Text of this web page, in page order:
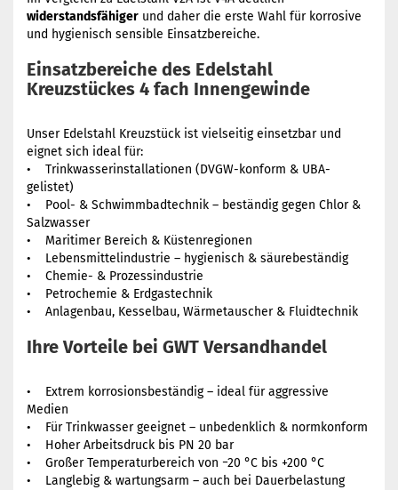
widerstandsfähiger und daher die erste Wahl für korrosive
und hygienisch sensible Einsatzbereiche.
Einsatzbereiche des Edelstahl
Kreuzstückes 4 fach Innengewinde
Unser Edelstahl Kreuzstück ist vielseitig einsetzbar und
eignet sich ideal für:
• Trinkwasserinstallationen (DVGW-konform & UBA-
gelistet)
• Pool- & Schwimmbadtechnik – beständig gegen Chlor &
Salzwasser
• Maritimer Bereich & Küstenregionen
• Lebensmittelindustrie – hygienisch & säurebeständig
• Chemie- & Prozessindustrie
• Petrochemie & Erdgastechnik
• Anlagenbau, Kesselbau, Wärmetauscher & Fluidtechnik
Ihre Vorteile bei GWT Versandhandel
• Extrem korrosionsbeständig – ideal für aggressive
Medien
• Für Trinkwasser geeignet – unbedenklich & normkonform
• Hoher Arbeitsdruck bis PN 20 bar
• Großer Temperaturbereich von −20 °C bis +200 °C
• Langlebig & wartungsarm – auch bei Dauerbelastung